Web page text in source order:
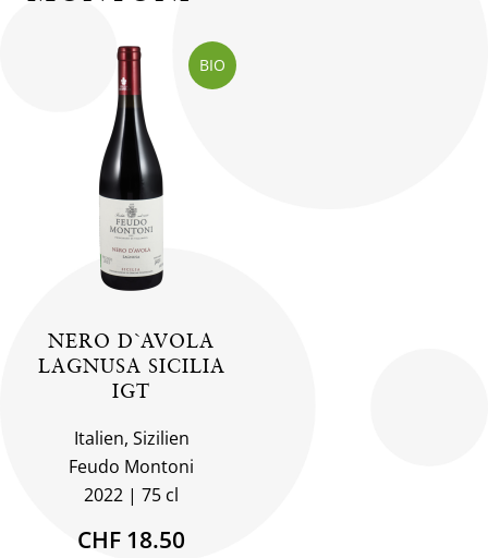
BIO
NERO D`AVOLA
LAGNUSA SICILIA
IGT
Italien, Sizilien
Feudo Montoni
2022
75 cl
CHF 18.50